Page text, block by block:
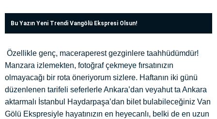
Bu Yazın Yeni Trendi Vangölü Ekspresi Olsun!
Özellikle genç, maceraperest gezginlere taahhüdümdür!
Manzara izlemekten, fotoğraf çekmeye fırsatınızın
olmayacağı bir rota öneriyorum sizlere. Haftanın iki günü
düzenlenen tarifeli seferlerle Ankara’dan veyahut ta Ankara
aktarmalı İstanbul Haydarpaşa’dan bilet bulabileceğiniz Van
Gölü Ekspresiyle hayatınızın en heyecanlı, belki de en uzun